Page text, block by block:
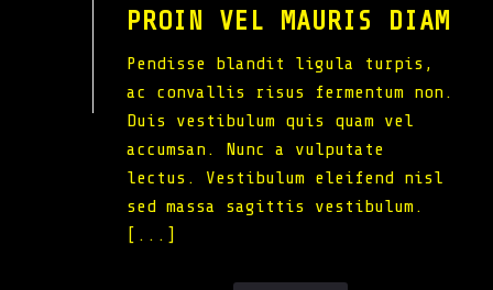
PROIN VEL MAURIS DIAM
Pendisse blandit ligula turpis,
ac convallis risus fermentum non.
Duis vestibulum quis quam vel
accumsan. Nunc a vulputate
lectus. Vestibulum eleifend nisl
sed massa sagittis vestibulum.
[...]